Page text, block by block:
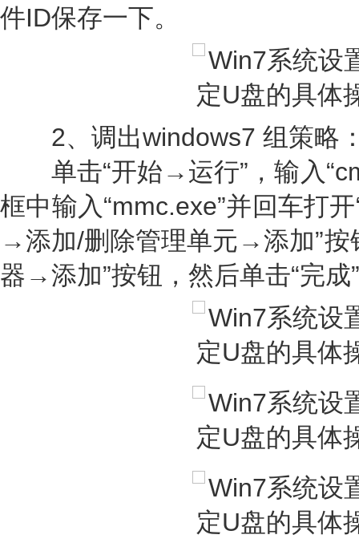
件ID保存一下。
2、调出windows7 组策略
单击“开始→运行”，输入
框中输入“mmc.exe”并回车打
→添加/删除管理单元→添加”按
器→添加”按钮，然后单击“完成